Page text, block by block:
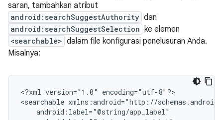
saran, tambahkan atribut
android:searchSuggestAuthority dan
android:searchSuggestSelection ke elemen
<searchable> dalam file konfigurasi penelusuran Anda.
Misalnya:
<?xml version="1.0"
encoding="utf-8"?>
<searchable